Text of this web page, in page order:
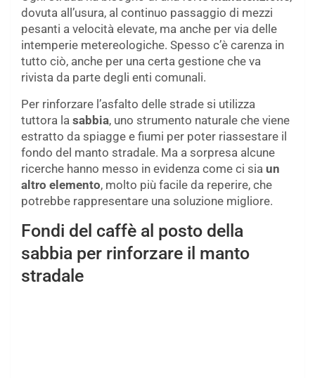
dovuta all’usura, al continuo passaggio di mezzi
pesanti a velocità elevate, ma anche per via delle
intemperie metereologiche. Spesso c’è carenza in
tutto ciò, anche per una certa gestione che va
rivista da parte degli enti comunali.
Per rinforzare l’asfalto delle strade si utilizza
tuttora la sabbia, uno strumento naturale che viene
estratto da spiagge e fiumi per poter riassestare il
fondo del manto stradale. Ma a sorpresa alcune
ricerche hanno messo in evidenza come ci sia un
altro elemento, molto più facile da reperire, che
potrebbe rappresentare una soluzione migliore.
Fondi del caffè al posto della
sabbia per rinforzare il manto
stradale